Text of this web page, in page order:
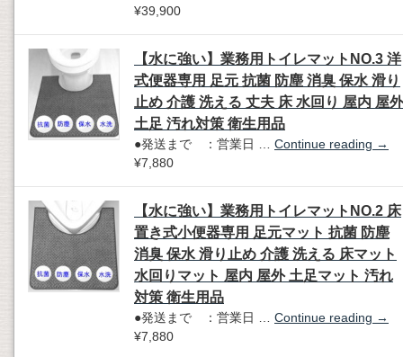
¥39,900
【水に強い】業務用トイレマットNO.3 洋
式便器専用 足元 抗菌 防塵 消臭 保水 滑り
止め 介護 洗える 丈夫 床 水回り 屋内 屋外
土足 汚れ対策 衛生用品
●発送まで ：営業日 … Continue reading →
¥7,880
【水に強い】業務用トイレマットNO.2 床
置き式小便器専用 足元マット 抗菌 防塵
消臭 保水 滑り止め 介護 洗える 床マット
水回りマット 屋内 屋外 土足マット 汚れ
対策 衛生用品
●発送まで ：営業日 … Continue reading →
¥7,880